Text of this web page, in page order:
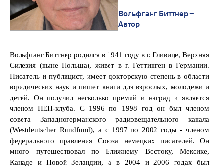
Вольфганг Биттнер –
Автор
Вольфганг Биттнер родился в 1941 году в г. Гливице, Верхняя
Силезия (ныне Польша), живет в г. Геттинген в Германии.
Писатель и публицист, имеет докторскую степень в области
юридических наук и пишет книги для взрослых, молодежи и
детей. Он получил несколько премий и наград и является
членом ПЕН-клуба. С 1996 по 1998 год он был членом
совета Западногерманского радиовещательного канала
(Westdeutscher Rundfund), а с 1997 по 2002 годы - членом
федерального правления Союза немецких писателей. Он
много путешествовал по Ближнему Востоку, Мексике,
Канаде и Новой Зеландии, а в 2004 и 2006 годах был